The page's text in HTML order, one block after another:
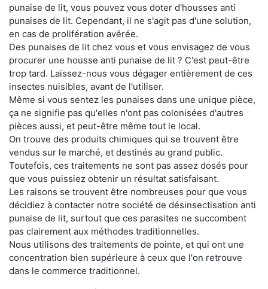
punaise de lit, vous pouvez vous doter d'housses anti
punaises de lit. Cependant, il ne s'agit pas d'une solution,
en cas de prolifération avérée.
Des punaises de lit chez vous et vous envisagez de vous
procurer une housse anti punaise de lit ? C'est peut-être
trop tard. Laissez-nous vous dégager entièrement de ces
insectes nuisibles, avant de l'utiliser.
Même si vous sentez les punaises dans une unique pièce,
ça ne signifie pas qu'elles n'ont pas colonisées d'autres
pièces aussi, et peut-être même tout le local.
On trouve des produits chimiques qui se trouvent être
vendus sur le marché, et destinés au grand public.
Toutefois, ces traitements ne sont pas assez dosés pour
que vous puissiez obtenir un résultat satisfaisant.
Les raisons se trouvent être nombreuses pour que vous
décidiez à contacter notre société de désinsectisation anti
punaise de lit, surtout que ces parasites ne succombent
pas clairement aux méthodes traditionnelles.
Nous utilisons des traitements de pointe, et qui ont une
concentration bien supérieure à ceux que l'on retrouve
dans le commerce traditionnel.